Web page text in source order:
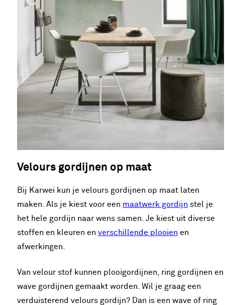
Velours gordijnen op maat
Bij Karwei kun je velours gordijnen op maat laten
maken. Als je kiest voor een maatwerk gordijn stel je
het hele gordijn naar wens samen. Je kiest uit diverse
stoffen en kleuren en verschillende plooien en
afwerkingen.
Van velour stof kunnen plooigordijnen, ring gordijnen en
wave gordijnen gemaakt worden. Wil je graag een
verduisterend velours gordijn? Dan is een wave of ring